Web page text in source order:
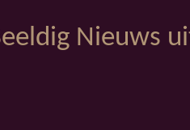
Nieuws